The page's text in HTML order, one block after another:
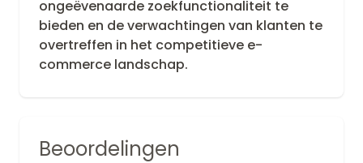
ongeëvenaarde zoekfunctionaliteit te
bieden en de verwachtingen van klanten te
overtreffen in het competitieve e-
commerce landschap.
Beoordelingen